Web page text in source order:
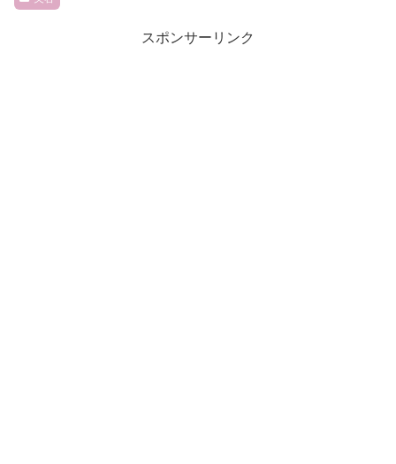
スポンサーリンク